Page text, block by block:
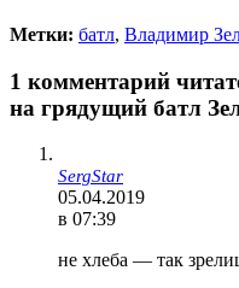
Метки: батл, Владимир
1 комментарий
на грядущий батл
SergStar
05.04.2019
в 07:39
не хлеба — так